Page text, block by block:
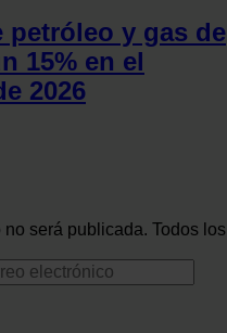
y gas de
15% en el
2026
será publicada. Todos los